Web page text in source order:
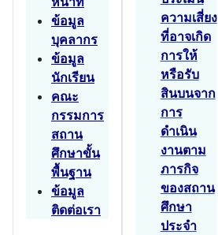
ข้อมูล
บุคลากร
ข้อมูล
นักเรียน
คณะ
กรรมการ
สถาน
ศึกษาขั้น
พื้นฐาน
ข้อมูล
ติดต่อเรา
ความเสี่ยง
ที่อาจเกิด
การให้
หรือรับ
สินบนจาก
การ
ดำเนิน
งานตาม
ภารกิจ
ของสถาน
ศึกษา
ประจำ